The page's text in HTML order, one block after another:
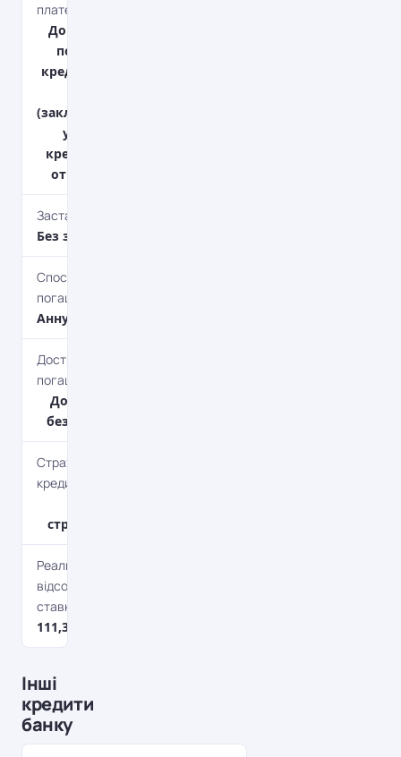
платежі
Довідка про
погашення
кредиту - 100
(закладається
у вартість
кредиту при
отриманні).
Застава
Без застави
Спосіб
погашення
Aннуітет
Дострокове
погашення
Дострокове
без штрафів
Страхування
кредиту
страхування
Реальна
відсоткова
ставка
111,36%*
Інші
кредити
банку